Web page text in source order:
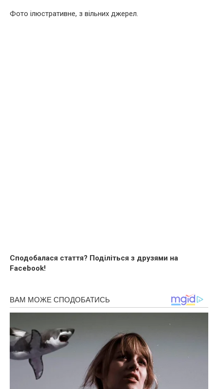
Фото ілюстративне, з вільних джерел.
Сподобалася стаття? Поділіться з друзями на
Facebook!